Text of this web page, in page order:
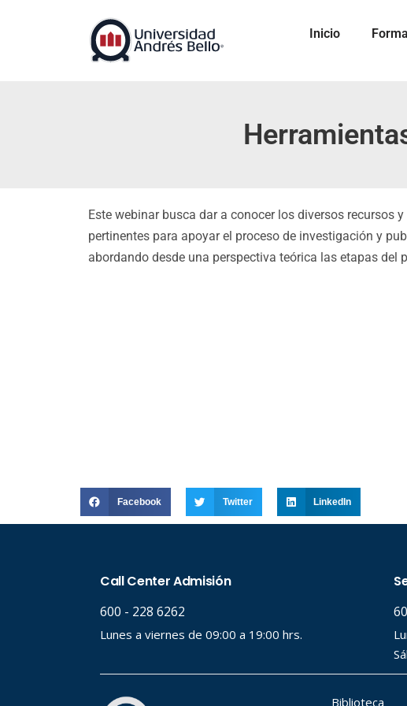
Inicio
Este webinar busca dar a conocer los diversos recursos
pertinentes para apoyar el proceso de investigación y
abordando desde una perspectiva teórica las etapas del
Facebook Twitter LinkedIn